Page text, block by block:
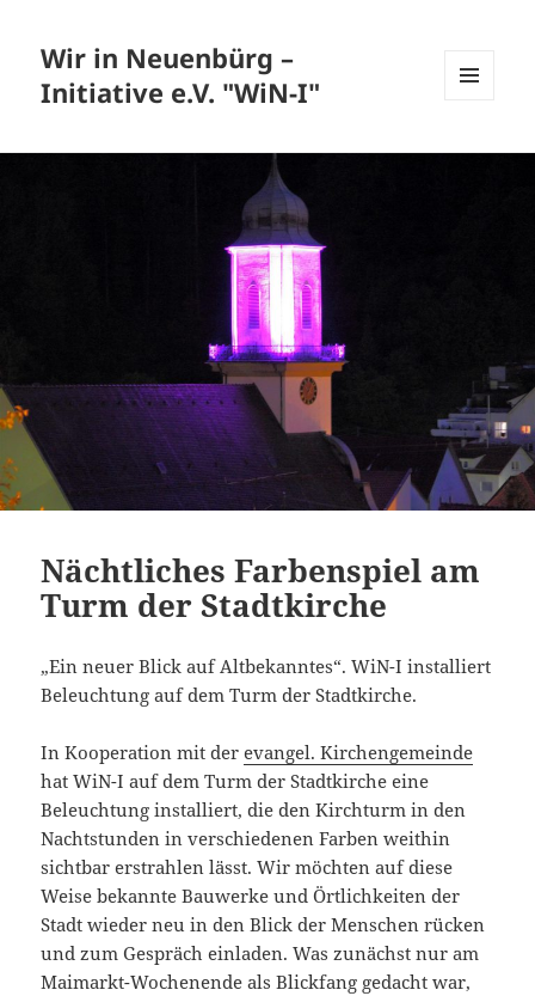
Wir in Neuenbürg –
Initiative e.V. "WiN-I"
WIDGETS
Nächtliches Farbenspiel am
Turm der Stadtkirche
„Ein neuer Blick auf Altbekanntes“. WiN-I installiert
Beleuchtung auf dem Turm der Stadtkirche.
In Kooperation mit derevangel. Kirchengemeinde
hat WiN-I auf dem Turm der Stadtkirche eine
Beleuchtung installiert, die den Kirchturm in den
Nachtstunden in verschiedenen Farben weithin
sichtbar erstrahlen lässt. Wir möchten auf diese
Weise bekannte Bauwerke und Örtlichkeiten der
Stadt wieder neu in den Blick der Menschen rücken
und zum Gespräch einladen. Was zunächst nur am
Maimarkt-Wochenende als Blickfang gedacht war,